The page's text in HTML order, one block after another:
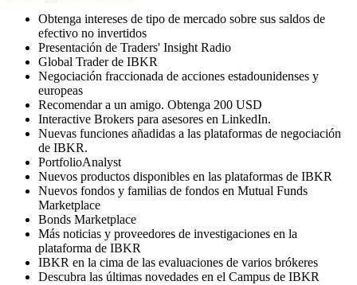
Obtenga intereses de tipo de mercado sobre sus saldos de
efectivo no invertidos
Presentación de Traders' Insight Radio
Global Trader de IBKR
Negociación fraccionada de acciones estadounidenses y
europeas
Recomendar a un amigo. Obtenga 200 USD
Interactive Brokers para asesores en LinkedIn.
Nuevas funciones añadidas a las plataformas de negociación
de IBKR.
PortfolioAnalyst
Nuevos productos disponibles en las plataformas de IBKR
Nuevos fondos y familias de fondos en Mutual Funds
Marketplace
Bonds Marketplace
Más noticias y proveedores de investigaciones en la
plataforma de IBKR
IBKR en la cima de las evaluaciones de varios brókeres
Descubra las últimas novedades en el Campus de IBKR